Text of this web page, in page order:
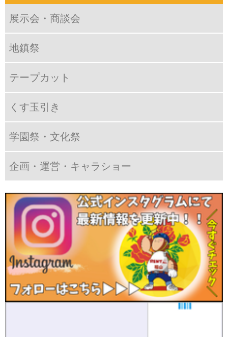
展示会・商談会
地鎮祭
テープカット
くす玉引き
学園祭・文化祭
企画・運営・キャラショー